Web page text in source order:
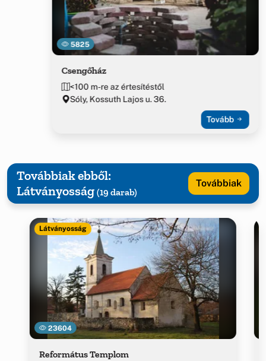
5825
Csengőház
<100 m-re az értesítéstől
Sóly, Kossuth Lajos u. 36.
Tovább
Továbbiak ebből:
Látványosság (19 darab)
Továbbiak
23604
Látványosság
Református Templom